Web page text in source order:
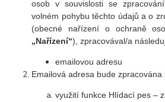
osob v souvislosti se
volném pohybu těchto údajů a o
(obecné nařízení o ochraně
„Nařízení“), zpracovával/a
emailovou adresu
Emailová adresa bude zpracována
využití funkce Hlídací pes –